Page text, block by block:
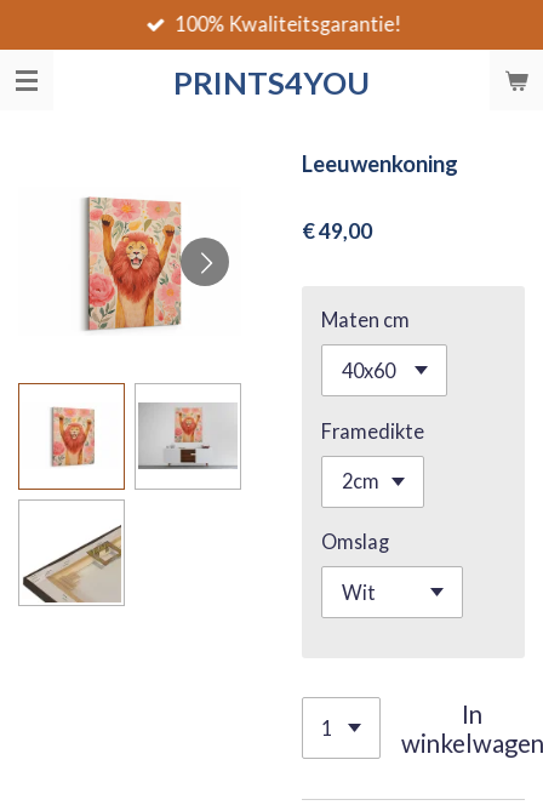
direct
naar
PRINTS4YOU
100% Kwaliteitsgarantie!
Leeuwenkoning
€ 49,00
Maten cm
Framedikte
Omslag
In
winkelwagen